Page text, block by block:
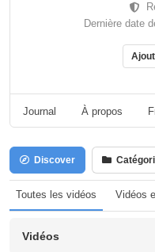
Dernière date
Journal À propos
Discover
Toutes les vidéos Vidéos
Vidéos